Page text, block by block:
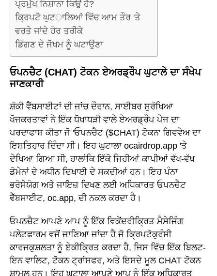
ਪ੍ਰਮੁੱਖ ਨਿਸ਼ਾਨਾ ਕਿਉਂ ਹੈ?
ਕ੍ਰਿਪਟੋ ਘੁਟਾਲਿਆਂ ਵਿੱਚ ਆਮ ਤੌਰ 'ਤੇ
ਵਰਤੇ ਜਾਂਦੇ ਹੋਰ ਤਰੀਕੇ
ਡਿੱਗਣ ਦੇ ਜੋਖਮ ਨੂੰ ਘਟਾਉਣਾ
ਓਪਨਚੈਟ (CHAT) ਟੋਕਨ ਏਅਰਡ੍ਰੌਪ ਘੁਟਾਲੇ ਦਾ ਸੰਖੇਪ
ਜਾਣਕਾਰੀ
ਸ਼ੱਕੀ ਵੈੱਬਸਾਈਟਾਂ ਦੀ ਜਾਂਚ ਦੌਰਾਨ, ਸਾਈਬਰ ਸੁਰੱਖਿਆ
ਖੋਜਕਰਤਾਵਾਂ ਨੇ ਇੱਕ ਧੋਖਾਧੜੀ ਵਾਲੇ ਏਅਰਡ੍ਰੌਪ ਪੇਜ ਦਾ
ਪਰਦਾਫਾਸ਼ ਕੀਤਾ ਜੋ 'ਓਪਨਚੈਟ ($CHAT) ਟੋਕਨ' ਗਿਵਵੇਅ ਦਾ
ਇਸ਼ਤਿਹਾਰ ਦਿੰਦਾ ਸੀ। ਇਹ ਘੁਟਾਲਾ ocairdrop.app 'ਤੇ
ਦੇਖਿਆ ਗਿਆ ਸੀ, ਹਾਲਾਂਕਿ ਇੱਕੋ ਜਿਹੀਆਂ ਕਾਪੀਆਂ ਵੱਖ-ਵੱਖ
ਡੋਮੇਨਾਂ ਦੇ ਅਧੀਨ ਦਿਖਾਈ ਦੇ ਸਕਦੀਆਂ ਹਨ। ਇਹ ਪੰਨਾ
ਭਰੋਸੇਯੋਗ ਅਤੇ ਜਾਇਜ਼ ਦਿਖਣ ਲਈ ਅਧਿਕਾਰਤ ਓਪਨਚੈਟ
ਵੈੱਬਸਾਈਟ, oc.app, ਦੀ ਨਕਲ ਕਰਦਾ ਹੈ।
ਓਪਨਚੈਟ ਆਪਣੇ ਆਪ ਨੂੰ ਇੱਕ ਵਿਕੇਂਦਰੀਕ੍ਰਿਤ ਮੈਸੇਜਿੰਗ
ਪਲੇਟਫਾਰਮ ਵਜੋਂ ਜਾਣਿਆ ਜਾਂਦਾ ਹੈ ਜੋ ਕ੍ਰਿਪਟੋਕੁਰੰਸੀ
ਕਾਰਜਕੁਸ਼ਲਤਾ ਨੂੰ ਏਕੀਕ੍ਰਿਤ ਕਰਦਾ ਹੈ, ਜਿਸ ਵਿੱਚ ਇੱਕ ਬਿਲਟ-
ਇਨ ਵਾਲਿਟ, ਟੋਕਨ ਟ੍ਰਾਂਸਫਰ, ਅਤੇ ਇਸਦੇ ਮੂਲ CHAT ਟੋਕਨ
ਸ਼ਾਮਲ ਹਨ। ਇਹ ਘੁਟਾਲਾ ਆਪਣੇ ਆਪ ਨੂੰ ਇੱਕ ਅਧਿਕਾਰਤ